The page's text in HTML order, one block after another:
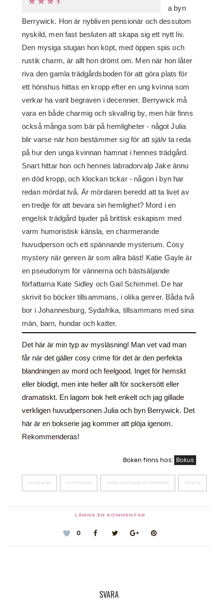
a byn
Berrywick. Hon är nybliven pensionär och dessutom
nyskild, men fast besluten att skapa sig ett nytt liv.
Den mysiga stugan hon köpt, med öppen spis och
rustik charm, är allt hon drömt om. Men när hon låter
riva den gamla trädgårdsboden för att göra plats för
ett hönshus hittas en kropp efter en ung kvinna som
verkar ha varit begraven i decennier. Berrywick må
vara en både charmig och skvallrig by, men här finns
också många som bär på hemligheter - något Julia
blir varse när hon bestämmer sig för att själv ta reda
på hur den unga kvinnan hamnat i hennes trädgård.
Snart hittar hon och hennes labradorvalp Jake ännu
en död kropp, och klockan tickar - någon i byn har
redan mördat två. Är mördaren beredd att ta livet av
en tredje för att bevara sin hemlighet? Mord i en
engelsk trädgård bjuder på brittisk eskapism med
varm humoristisk känsla, en charmerande
huvudperson och ett spännande mysterium. Cosy
mystery när genren är som allra bäst! Katie Gayle är
en pseudonym för vännerna och bästsäljande
författarna Kate Sidley och Gail Schimmel. De har
skrivit tio böcker tillsammans, i olika genrer. Båda två
bor i Johannesburg, Sydafrika, tillsammans med sina
män, barn, hundar och katter.
Det här är min typ av mysläsning! Man vet vad man
får när det gäller cosy crime för det är den perfekta
blandningen av mord och feelgood. Inget för hemskt
eller blodigt, men inte heller allt för sockersött eller
dramatiskt. En lagom bok helt enkelt och jag gillade
verkligen huvudpersonen Julia och byn Berrywick. Det
här är en bokserie jag kommer att plöja igenom.
Rekommenderas!
Boken finns hos: Bokus
JULIA BIRD KATIE GAYLE MORD I EN ENGELSK TRÄDGÅRD PIA & CO
LÄMNA EN KOMMENTAR
0
SVARA